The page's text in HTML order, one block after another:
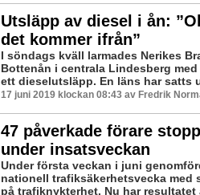
Utsläpp av diesel i ån:
det kommer ifrån”
I söndags kväll larmades Nerikes
Bottenån i centrala Lindesberg
ett dieselutsläpp. En läns har satts
17 juni 2019 klockan 08:43 av Fredrik
47 påverkade förare
under insatsveckan
Under första veckan i juni
nationell trafiksäkerhetsvecka med
på trafiknykterhet. Nu har resultatet